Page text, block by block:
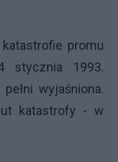
promu
1993.
wyjaśniona.
katastrofy - w